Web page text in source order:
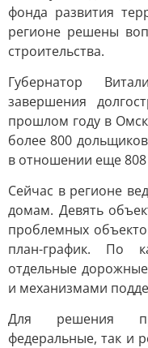
фонда развития
регионе решены
строительства.
Губернатор
завершения
прошлом году в
более 800
в отношении еще 808
Сейчас в регионе
домам. Девять
проблемных
план-график. По
отдельные
и механизмами
Для решения
федеральные, так и